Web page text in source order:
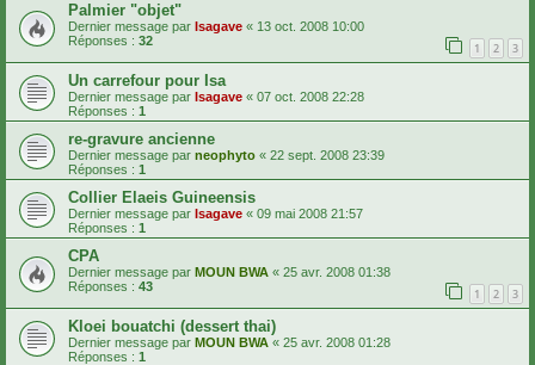
Palmier "objet"
Dernier message par Isagave « 13 oct. 2008 10:00
Réponses : 32 1 2 3
Un carrefour pour Isa
Dernier message par Isagave « 07 oct. 2008 22:28
Réponses : 1
re-gravure ancienne
Dernier message par neophyto « 22 sept. 2008 23:39
Réponses : 1
Collier Elaeis Guineensis
Dernier message par Isagave « 09 mai 2008 21:57
Réponses : 1
CPA
Dernier message par MOUN BWA « 25 avr. 2008 01:38
Réponses : 43 1 2 3
Kloei bouatchi (dessert thai)
Dernier message par MOUN BWA « 25 avr. 2008 01:28
Réponses : 1